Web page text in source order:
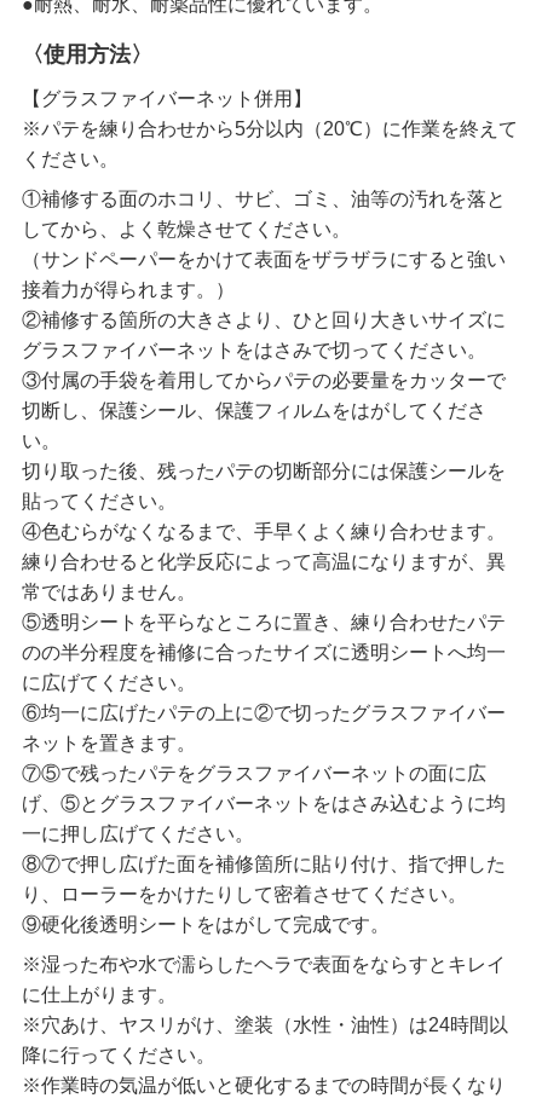
●耐熱、耐水、耐薬品性に優れています。
〈使用方法〉
【グラスファイバーネット併用】
※パテを練り合わせから5分以内（20℃）に作業を終えて
ください。
①補修する面のホコリ、サビ、ゴミ、油等の汚れを落と
してから、よく乾燥させてください。
（サンドペーパーをかけて表面をザラザラにすると強い
接着力が得られます。）
②補修する箇所の大きさより、ひと回り大きいサイズに
グラスファイバーネットをはさみで切ってください。
③付属の手袋を着用してからパテの必要量をカッターで
切断し、保護シール、保護フィルムをはがしてくださ
い。
切り取った後、残ったパテの切断部分には保護シールを
貼ってください。
④色むらがなくなるまで、手早くよく練り合わせます。
練り合わせると化学反応によって高温になりますが、異
常ではありません。
⑤透明シートを平らなところに置き、練り合わせたパテ
のの半分程度を補修に合ったサイズに透明シートへ均一
に広げてください。
⑥均一に広げたパテの上に②で切ったグラスファイバー
ネットを置きます。
⑦⑤で残ったパテをグラスファイバーネットの面に広
げ、⑤とグラスファイバーネットをはさみ込むように均
一に押し広げてください。
⑧⑦で押し広げた面を補修箇所に貼り付け、指で押した
り、ローラーをかけたりして密着させてください。
⑨硬化後透明シートをはがして完成です。
※湿った布や水で濡らしたヘラで表面をならすとキレイ
に仕上がります。
※穴あけ、ヤスリがけ、塗装（水性・油性）は24時間以
降に行ってください。
※作業時の気温が低いと硬化するまでの時間が長くなり